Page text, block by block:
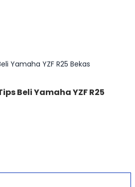
Yamaha YZF R25 Bekas
Beli Yamaha YZF R25